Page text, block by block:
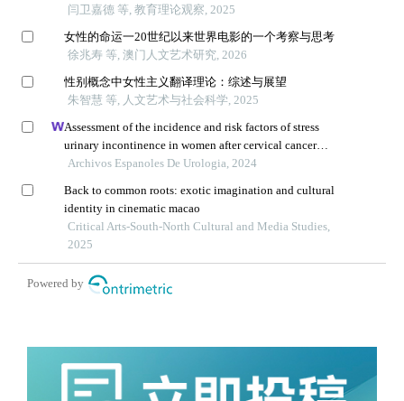
闫卫嘉德 等, 教育理论观察, 2025
女性的命运一20世纪以来世界电影的一个考察与思考
徐兆寿 等, 澳门人文艺术研究, 2026
性别概念中女性主义翻译理论：综述与展望
朱智慧 等, 人文艺术与社会科学, 2025
Assessment of the incidence and risk factors of stress
urinary incontinence in women after cervical cancer
surgery: a single-centre retrospective study
Archivos Espanoles De Urologia, 2024
Back to common roots: exotic imagination and cultural
identity in cinematic macao
Critical Arts-South-North Cultural and Media Studies,
2025
Powered by